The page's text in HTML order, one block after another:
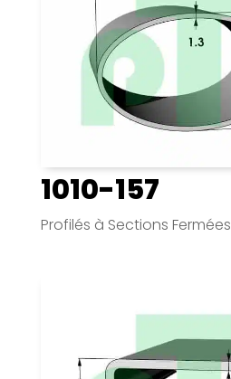
1010-157
Profilés à Sections Fermées